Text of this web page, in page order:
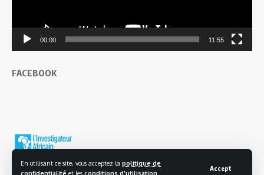
En utilisant ce site, vous acceptez la politique de
confidentialité et les conditions d'utilisation
Accept
00:00 11:55
FACEBOOK